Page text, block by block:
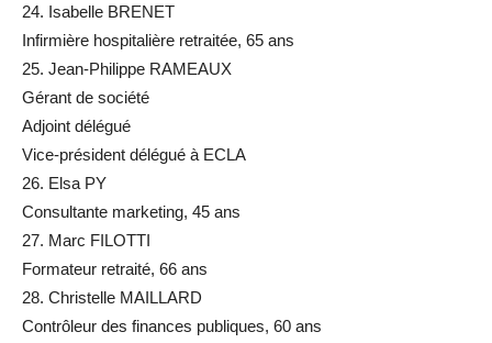
24. Isabelle BRENET
Infirmière hospitalière retraitée, 65 ans
25. Jean-Philippe RAMEAUX
Gérant de société
Adjoint délégué
Vice-président délégué à ECLA
26. Elsa PY
Consultante marketing, 45 ans
27. Marc FILOTTI
Formateur retraité, 66 ans
28. Christelle MAILLARD
Contrôleur des finances publiques, 60 ans